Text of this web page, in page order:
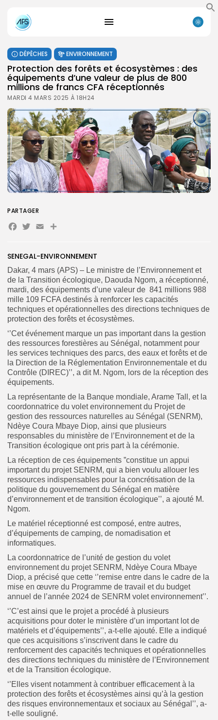
Search
for:
Search
Button
FR
DÉPÊCHES ENVIRONNEMENT
Protection des forêts et écosystèmes : des
équipements d’une valeur de plus de 800
millions de francs CFA réceptionnés
MARDI 4 MARS 2025 À 18H24
SENEGAL-ENVIRONNEMENT
Dakar, 4 mars (APS) – Le ministre de l’Environnement et
de la Transition écologique, Daouda Ngom, a réceptionné,
mardi, des équipements d’une valeur de 841 millions 988
mille 109 FCFA destinés à renforcer les capacités
techniques et opérationnelles des directions techniques de
protection des forêts et écosystèmes.
‘’Cet événement marque un pas important dans la gestion
des ressources forestières au Sénégal, notamment pour
les services techniques des parcs, des eaux et forêts et de
la Direction de la Réglementation Environnementale et du
Contrôle (DIREC)’’, a dit M. Ngom, lors de la réception des
équipements.
La représentante de la Banque mondiale, Arame Tall, et la
coordonnatrice du volet environnement du Projet de
gestion des ressources naturelles au Sénégal (SENRM),
Ndèye Coura Mbaye Diop, ainsi que plusieurs
responsables du ministère de l’Environnement et de la
Transition écologique ont pris part à la cérémonie.
La réception de ces équipements ”constitue un appui
important du projet SENRM, qui a bien voulu allouer les
ressources indispensables pour la concrétisation de la
politique du gouvernement du Sénégal en matière
d’environnement et de transition écologique’’, a ajouté M.
Ngom.
Le matériel réceptionné est composé, entre autres,
d’équipements de camping, de nomadisation et
informatiques.
La coordonnatrice de l’unité de gestion du volet
environnement du projet SENRM, Ndèye Coura Mbaye
Diop, a précisé que cette ‘’remise entre dans le cadre de la
mise en œuvre du Programme de travail et du budget
annuel de l’année 2024 de SENRM volet environnement’’.
‘’C’est ainsi que le projet a procédé à plusieurs
acquisitions pour doter le ministère d’un important lot de
matériels et d’équipements’’, a-t-elle ajouté. Elle a indiqué
que ces acquisitions s’inscrivent dans le cadre du
renforcement des capacités techniques et opérationnelles
des directions techniques du ministère de l’Environnement
et de la Transition écologique.
‘’Elles visent notamment à contribuer efficacement à la
protection des forêts et écosystèmes ainsi qu’à la gestion
des risques environnementaux et sociaux au Sénégal’’, a-
t-elle souligné.
PARTAGER
Facebook
Twitter
EmailPartager